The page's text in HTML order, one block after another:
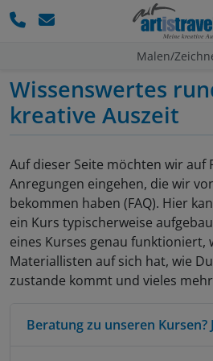
Malen/
Wissenswertes
kreative Auszeit
Auf dieser Seite möchten wir auf
Anregungen eingehen, die wir
bekommen haben (FAQ). Hier
ein Kurs typischerweise
eines Kurses genau funktioniert,
Materiallisten auf sich hat, wie
zustande kommt und vieles
Beratung zu unseren Kursen?